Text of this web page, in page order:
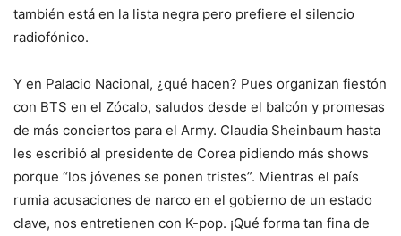
también está en la lista negra pero prefiere el silencio
radiofónico.
Y en Palacio Nacional, ¿qué hacen? Pues organizan fiestón
con BTS en el Zócalo, saludos desde el balcón y promesas
de más conciertos para el Army. Claudia Sheinbaum hasta
les escribió al presidente de Corea pidiendo más shows
porque “los jóvenes se ponen tristes”. Mientras el país
rumia acusaciones de narco en el gobierno de un estado
clave, nos entretienen con K-pop. ¡Qué forma tan fina de